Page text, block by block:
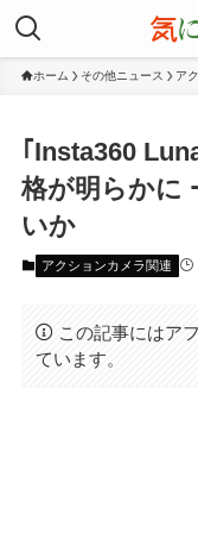
ホーム その他ニュース ア
｢Insta360
格が明らかに
いか
アクションカメラ関連
この記事にはア
ています。